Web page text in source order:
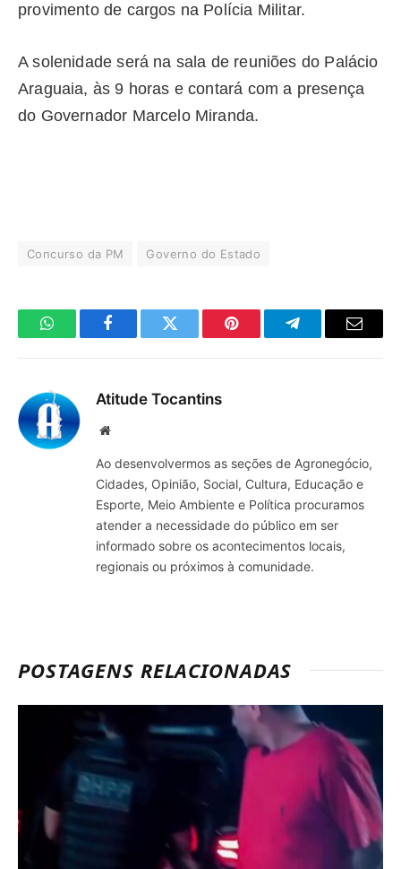
provimento de cargos na Polícia Militar.
A solenidade será na sala de reuniões do Palácio
Araguaia, às 9 horas e contará com a presença
do Governador Marcelo Miranda.
Concurso da PM Governo do Estado
WhatsAppFacebookTwitter Pinterest TelegramaE-
Atitude Tocantins
Site
Ao desenvolvermos as seções de Agronegócio,
Cidades, Opinião, Social, Cultura, Educação e
Esporte, Meio Ambiente e Política procuramos
atender a necessidade do público em ser
informado sobre os acontecimentos locais,
regionais ou próximos à comunidade.
POSTAGENS RELACIONADAS